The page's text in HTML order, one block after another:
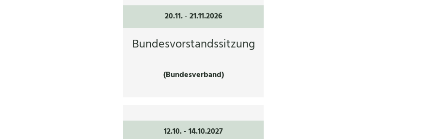
20.11. -21.11.2026
Bundesvorstandssitzung
(Bundesverband)
12.10.-14.10.2027